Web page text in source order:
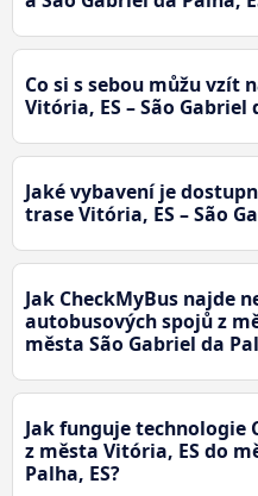
Co si s sebou můžu vzít
Vitória, ES – São Gabriel
Jaké vybavení je
trase Vitória, ES – São
Jak CheckMyBus najde
autobusových spojů z
města São Gabriel da
Jak funguje technologie
z města Vitória, ES do
Palha, ES?